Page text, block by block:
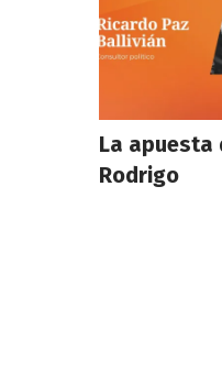
La apuesta
Rodrigo